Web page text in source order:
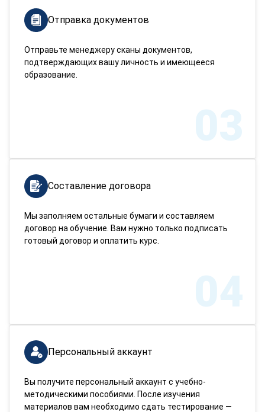
Отправка документов
Отправьте менеджеру сканы документов,
подтверждающих вашу личность и имеющееся
образование.
03
Составление договора
Мы заполняем остальные бумаги и составляем
договор на обучение. Вам нужно только подписать
готовый договор и оплатить курс.
04
Персональный аккаунт
Вы получите персональный аккаунт с учебно-
методическими пособиями. После изучения
материалов вам необходимо сдать тестирование —